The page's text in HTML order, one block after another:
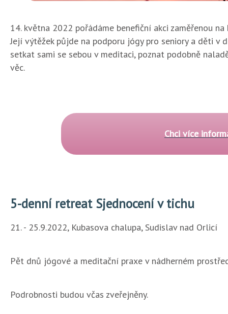
14. května 2022 pořádáme benefiční akci zaměřenou
Její výtěžek půjde na podporu jógy pro seniory a děti v
setkat sami se sebou v meditaci, poznat podobně
věc.
Chci více
5-denní retreat Sjednocení v tichu
21. - 25.9.2022, Kubasova chalupa, Sudislav nad Orlicí
Pět dnů jógové a meditační praxe v nádherném
Podrobnosti budou včas zveřejněny.